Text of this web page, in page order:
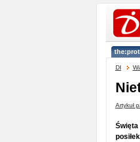
DI
Artykuł